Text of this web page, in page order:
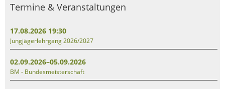
Termine & Veranstaltungen
17.08.2026 19:30
Jungjägerlehrgang 2026/2027
02.09.2026–05.09.2026
BM - Bundesmeisterschaft